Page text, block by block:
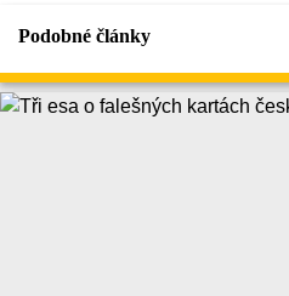
Podobné články